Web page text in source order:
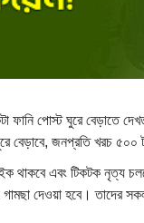
পোস্ট ঘুরে বেড়াতে
বেড়াবে, জনপ্রতি খরচ ৫০০
থাকবে এবং টিকটক নৃত্য
গামছা দেওয়া হবে।